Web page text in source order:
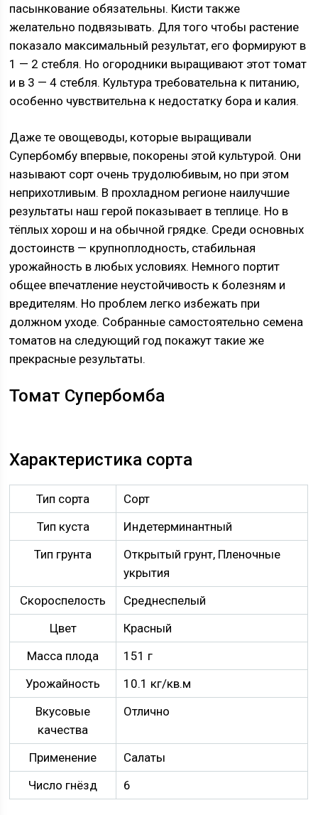
пасынкование обязательны. Кисти также
желательно подвязывать. Для того чтобы растение
показало максимальный результат, его формируют в
1 — 2 стебля. Но огородники выращивают этот томат
и в 3 — 4 стебля. Культура требовательна к питанию,
особенно чувствительна к недостатку бора и калия.
Даже те овощеводы, которые выращивали
Супербомбу впервые, покорены этой культурой. Они
называют сорт очень трудолюбивым, но при этом
неприхотливым. В прохладном регионе наилучшие
результаты наш герой показывает в теплице. Но в
тёплых хорош и на обычной грядке. Среди основных
достоинств — крупноплодность, стабильная
урожайность в любых условиях. Немного портит
общее впечатление неустойчивость к болезням и
вредителям. Но проблем легко избежать при
должном уходе. Собранные самостоятельно семена
томатов на следующий год покажут такие же
прекрасные результаты.
Томат Супербомба
Характеристика сорта
Тип сорта
Сорт
Тип куста
Индетерминантный
Тип грунта
Открытый грунт, Пленочные
укрытия
Скороспелость
Среднеспелый
Цвет
Красный
Масса плода
151 г
Урожайность
10.1 кг/кв.м
Вкусовые
качества
Отлично
Применение
Салаты
Число гнёзд
6